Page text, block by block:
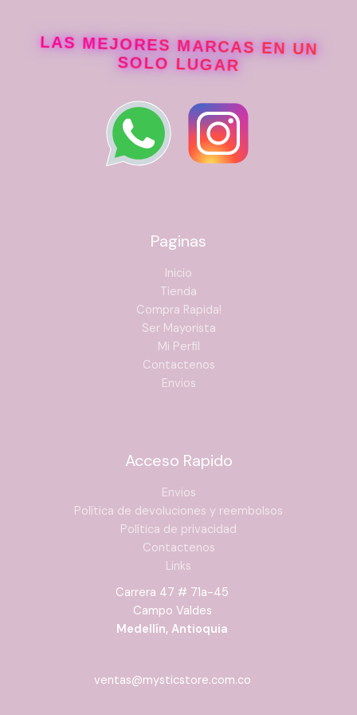
LAS MEJORES MARCAS EN UN
SOLO LUGAR
Paginas
Inicio
Tienda
Compra Rapida!
Ser Mayorista
Mi Perfil
Contactenos
Envios
Acceso Rapido
Envios
Política de devoluciones y reembolsos
Política de privacidad
Contactenos
Links
Carrera 47 # 71a-45
Campo Valdes
Medellín, Antioquia
ventas@mysticstore.com.co